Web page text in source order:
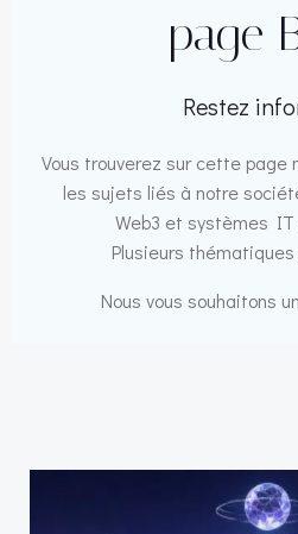
page
Restez
Vous trouverez sur cette page
les sujets liés à notre
Web3 et systèmes
Plusieurs
Nous vous souhaitons